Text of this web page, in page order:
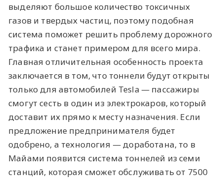
выделяют большое количество токсичных
газов и твердых частиц, поэтому подобная
система поможет решить проблему дорожного
трафика и станет примером для всего мира.
Главная отличительная особенность проекта
заключается в том, что тоннели будут открыты
только для автомобилей Tesla — пассажиры
смогут сесть в один из электрокаров, который
доставит их прямо к месту назначения. Если
предложение предпринимателя будет
одобрено, а технология — доработана, то в
Майами появится система тоннелей из семи
станций, которая сможет обслуживать от 7500